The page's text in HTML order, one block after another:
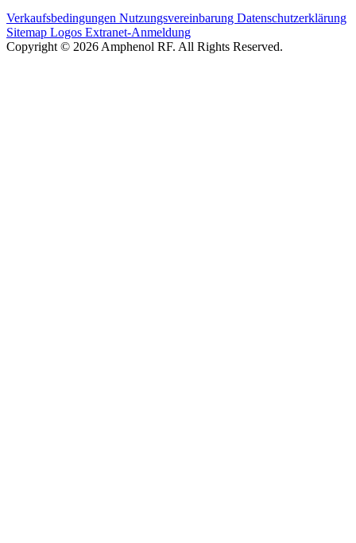
Verkaufsbedingungen Nutzungsvereinbarung Datenschutzerklärung
Sitemap Logos Extranet-Anmeldung
Copyright © 2026 Amphenol RF. All Rights Reserved.